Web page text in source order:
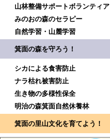
山林整備サポートボランティア
みのおの森のセラピー
自然学習・山麓学習
箕面の森を守ろう！
シカによる食害防止
ナラ枯れ被害防止
生き物の多様性保全
明治の森箕面自然休養林
箕面の里山文化を育てよう！